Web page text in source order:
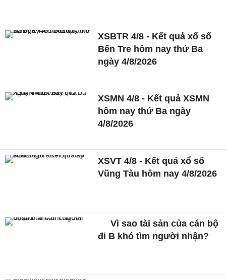
XSBTR 4/8 - Kết quả xổ số
Bến Tre hôm nay thứ Ba
ngày 4/8/2026
XSMN 4/8 - Kết quả XSMN
hôm nay thứ Ba ngày
4/8/2026
XSVT 4/8 - Kết quả xổ số
Vũng Tàu hôm nay 4/8/2026
Vì sao tài sản của cán bộ
đi B khó tìm người nhận?